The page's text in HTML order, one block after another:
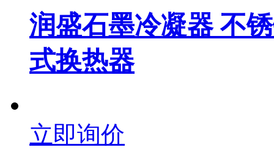
润盛石墨冷凝器 不
式换热器
立即询价